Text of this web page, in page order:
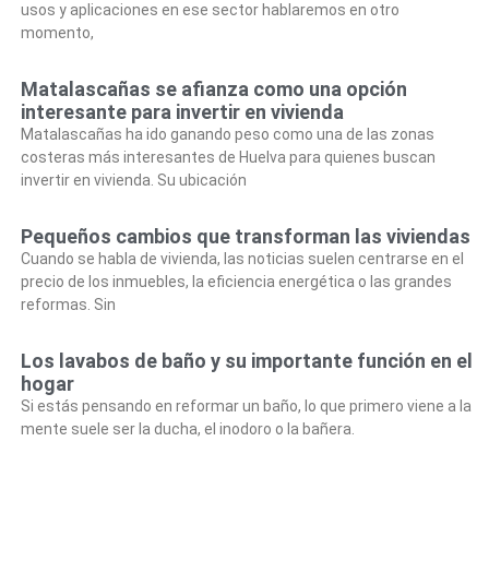
usos y aplicaciones en ese sector hablaremos en otro
momento,
Matalascañas se afianza como una opción
interesante para invertir en vivienda
Matalascañas ha ido ganando peso como una de las zonas
costeras más interesantes de Huelva para quienes buscan
invertir en vivienda. Su ubicación
Pequeños cambios que transforman las viviendas
Cuando se habla de vivienda, las noticias suelen centrarse en el
precio de los inmuebles, la eficiencia energética o las grandes
reformas. Sin
Los lavabos de baño y su importante función en el
hogar
Si estás pensando en reformar un baño, lo que primero viene a la
mente suele ser la ducha, el inodoro o la bañera.